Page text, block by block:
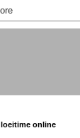
loeitime online